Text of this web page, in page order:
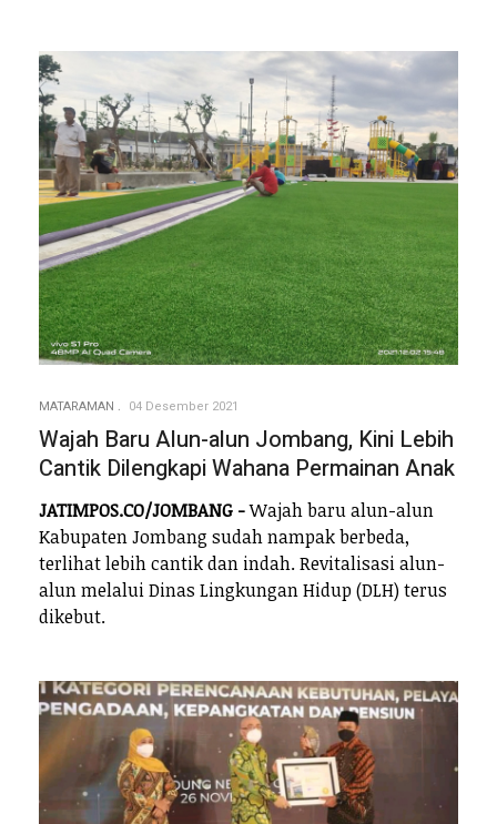
MATARAMAN 04 Desember 2021
Wajah Baru Alun-alun Jombang, Kini Lebih
Cantik Dilengkapi Wahana Permainan Anak
JATIMPOS.CO/JOMBANG -Wajah baru alun-alun
Kabupaten Jombang sudah nampak berbeda,
terlihat lebih cantik dan indah. Revitalisasi alun-
alun melalui Dinas Lingkungan Hidup (DLH) terus
dikebut.